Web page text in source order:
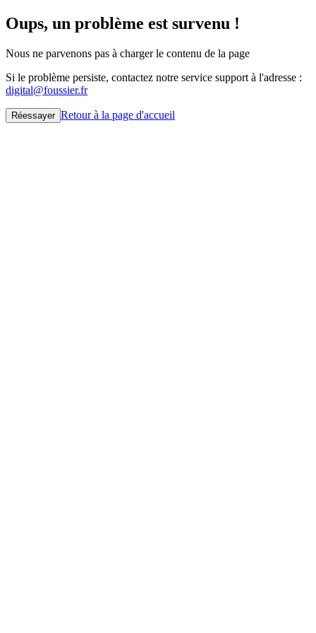
Oups, un problème est survenu !
Nous ne parvenons pas à charger le contenu de la page
Si le problème persiste, contactez notre service support à l'adresse :
digital@foussier.fr
Réessayer Retour à la page d'accueil